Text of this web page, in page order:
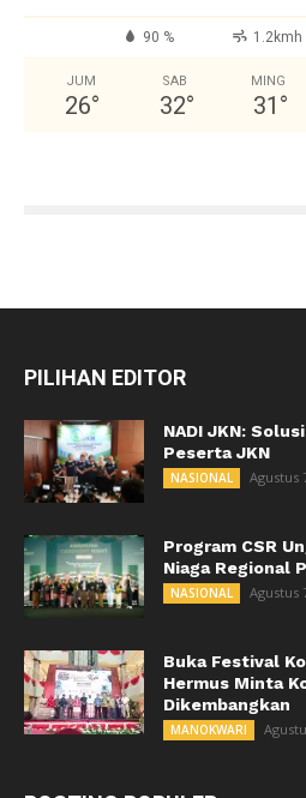
90 % 1.2kmh
JUM
26°
SAB
32°
MING
31 °
PILIHAN EDITOR
NADI JKN:
Peserta JKN
NASIONAL Agustus
Program CSR
Niaga Regional
NASIONAL Agustus
Buka Festival
Hermus Minta
Dikembangkan
MANOKWARI